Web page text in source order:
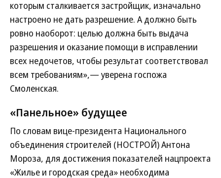
которым сталкивается застройщик, изначально
настроено не дать разрешение. А должно быть
ровно наоборот: целью должна быть выдача
разрешения и оказание помощи в исправлении
всех недочетов, чтобы результат соответствовал
всем требованиям»,— уверена госпожа
Смоленская.
«Панельное» будущее
По словам вице-президента Национального
объединения строителей (НОСТРОЙ) Антона
Мороза, для достижения показателей нацпроекта
«Жилье и городская среда» необходима